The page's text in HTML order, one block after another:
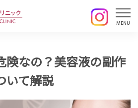
険なの？美容液の副作
いて解説